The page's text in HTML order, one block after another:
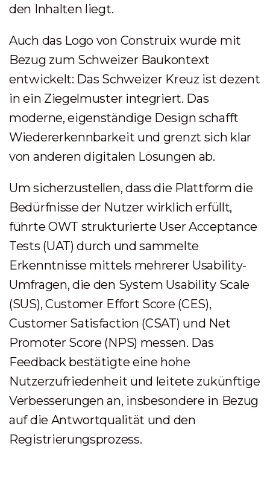
den Inhalten liegt.
Auch das Logo von Construix wurde mit
Bezug zum Schweizer Baukontext
entwickelt: Das Schweizer Kreuz ist dezent
in ein Ziegelmuster integriert. Das
moderne, eigenständige Design schafft
Wiedererkennbarkeit und grenzt sich klar
von anderen digitalen Lösungen ab.
Um sicherzustellen, dass die Plattform die
Bedürfnisse der Nutzer wirklich erfüllt,
führte OWT strukturierte User Acceptance
Tests (UAT) durch und sammelte
Erkenntnisse mittels mehrerer Usability-
Umfragen, die den System Usability Scale
(SUS), Customer Effort Score (CES),
Customer Satisfaction (CSAT) und Net
Promoter Score (NPS) messen. Das
Feedback bestätigte eine hohe
Nutzerzufriedenheit und leitete zukünftige
Verbesserungen an, insbesondere in Bezug
auf die Antwortqualität und den
Registrierungsprozess.